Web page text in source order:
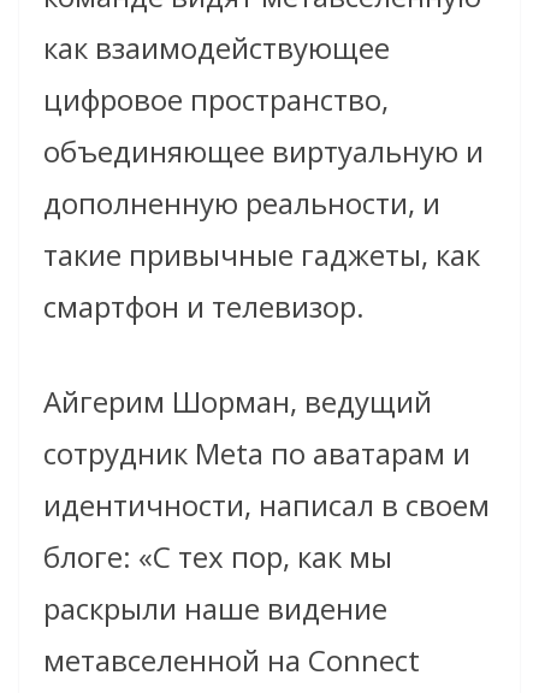
как взаимодействующее
цифровое пространство,
объединяющее виртуальную и
дополненную реальности, и
такие привычные гаджеты, как
смартфон и телевизор.
Айгерим Шорман, ведущий
сотрудник Meta по аватарам и
идентичности, написал в своем
блоге: «С тех пор, как мы
раскрыли наше видение
метавселенной на Connect